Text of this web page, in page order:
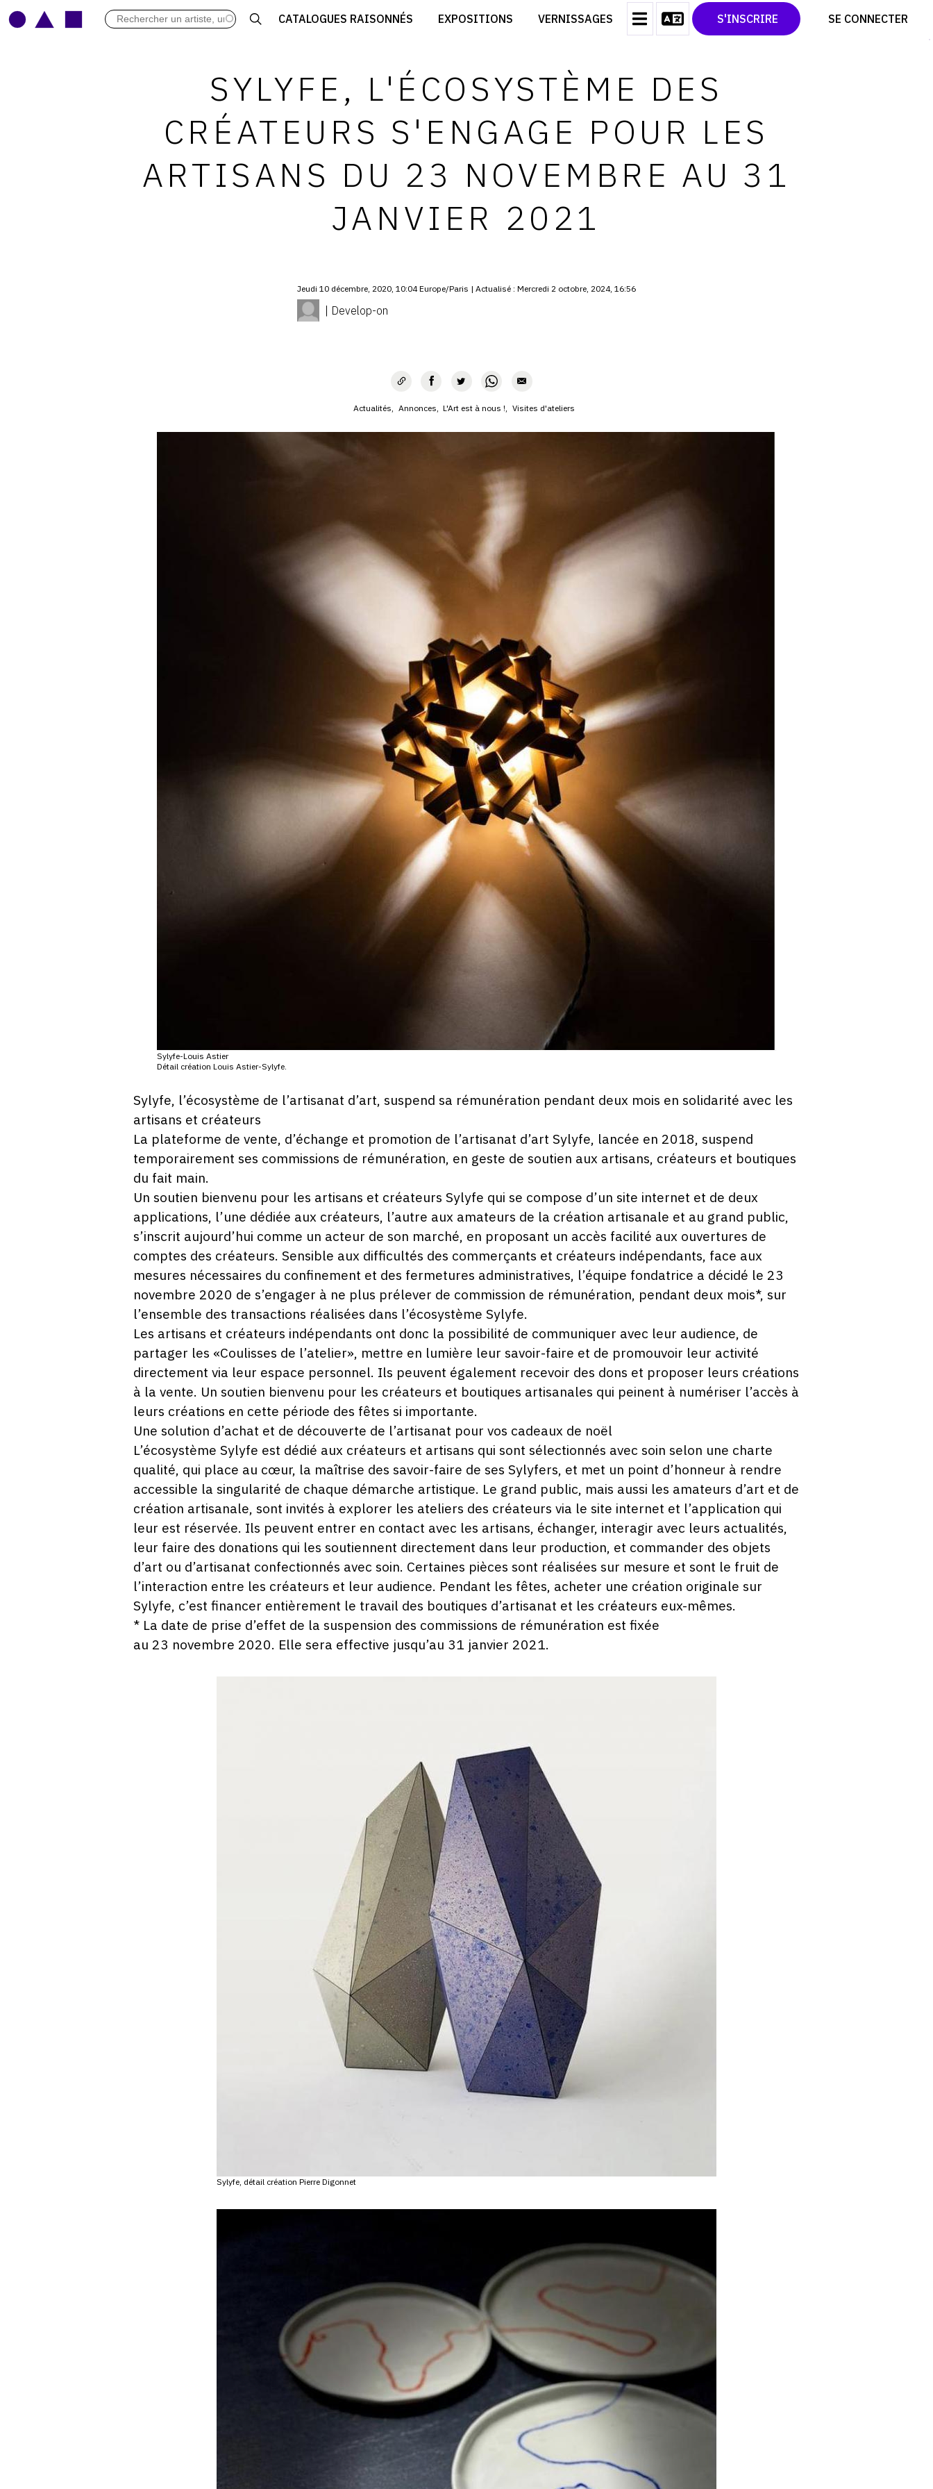
CATALOGUES RAISONNÉS EXPOSITIONS VERNISSAGES S'INSCRIRE SE CONNECTER
ARCHIVES DES EXPOSITIONS
LEXIQUE ARTISTIQUE
CRÉER SON CATALOGUE D'EXPO
DEVENIR CONTRIBUTEUR
CONTACT
CGU
TWITTER
PINTEREST
SYLYFE, L'ÉCOSYSTÈME DES
CRÉATEURS S'ENGAGE POUR LES
ARTISANS DU 23 NOVEMBRE AU 31
JANVIER 2021
Jeudi 10 décembre, 2020, 10:04 Europe/Paris | Actualisé : Mercredi 2 octobre, 2024, 16:56
| Develop-on
Actualités Annonces L'Art est à nous ! Visites d'ateliers
Sylyfe-Louis Astier
Détail création Louis Astier-Sylyfe.
Sylyfe, l’écosystème de l’artisanat d’art, suspend sa rémunération pendant deux mois en solidarité avec les
artisans et créateurs
La plateforme de vente, d’échange et promotion de l’artisanat d’art Sylyfe, lancée en 2018, suspend
temporairement ses commissions de rémunération, en geste de soutien aux artisans, créateurs et boutiques
du fait main.
Un soutien bienvenu pour les artisans et créateurs Sylyfe qui se compose d’un site internet et de deux
applications, l’une dédiée aux créateurs, l’autre aux amateurs de la création artisanale et au grand public,
s’inscrit aujourd’hui comme un acteur de son marché, en proposant un accès facilité aux ouvertures de
comptes des créateurs. Sensible aux difficultés des commerçants et créateurs indépendants, face aux
mesures nécessaires du confinement et des fermetures administratives, l’équipe fondatrice a décidé le 23
novembre 2020 de s’engager à ne plus prélever de commission de rémunération, pendant deux mois*, sur
l’ensemble des transactions réalisées dans l’écosystème Sylyfe.
Les artisans et créateurs indépendants ont donc la possibilité de communiquer avec leur audience, de
partager les «Coulisses de l’atelier», mettre en lumière leur savoir-faire et de promouvoir leur activité
directement via leur espace personnel. Ils peuvent également recevoir des dons et proposer leurs créations
à la vente. Un soutien bienvenu pour les créateurs et boutiques artisanales qui peinent à numériser l’accès à
leurs créations en cette période des fêtes si importante.
Une solution d’achat et de découverte de l’artisanat pour vos cadeaux de noël
L’écosystème Sylyfe est dédié aux créateurs et artisans qui sont sélectionnés avec soin selon une charte
qualité, qui place au cœur, la maîtrise des savoir-faire de ses Sylyfers, et met un point d’honneur à rendre
accessible la singularité de chaque démarche artistique. Le grand public, mais aussi les amateurs d’art et de
création artisanale, sont invités à explorer les ateliers des créateurs via le site internet et l’application qui
leur est réservée. Ils peuvent entrer en contact avec les artisans, échanger, interagir avec leurs actualités,
leur faire des donations qui les soutiennent directement dans leur production, et commander des objets
d’art ou d’artisanat confectionnés avec soin. Certaines pièces sont réalisées sur mesure et sont le fruit de
l’interaction entre les créateurs et leur audience. Pendant les fêtes, acheter une création originale sur
Sylyfe, c’est financer entièrement le travail des boutiques d’artisanat et les créateurs eux-mêmes.
* La date de prise d’effet de la suspension des commissions de rémunération est fixée
au 23 novembre 2020. Elle sera effective jusqu’au 31 janvier 2021.
Sylyfe, détail création Pierre Digonnet